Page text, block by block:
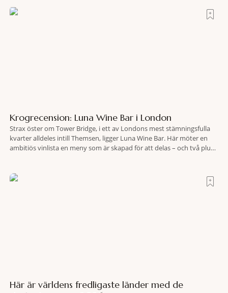
lokaliserades den 2 juni i år med hjälp
Krogrecension: Luna Wine Bar i London
Strax öster om Tower Bridge, i ett av Londons mest stämningsfulla
kvarter alldeles intill Themsen, ligger Luna Wine Bar. Här möter en
ambitiös vinlista en meny som är skapad för att delas – och två plus
Här är världens fredligaste länder med de